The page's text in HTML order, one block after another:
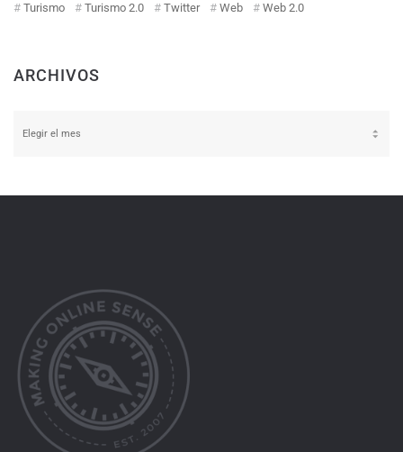
Turismo Turismo 2.0 Twitter Web Web 2.0
ARCHIVOS